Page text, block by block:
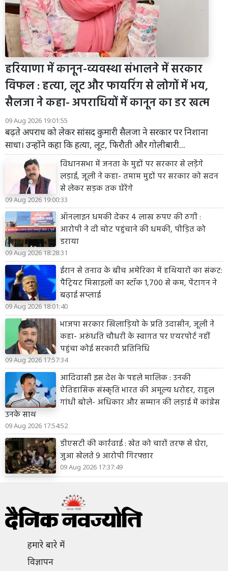
हरियाणा में कानून-व्यवस्था संभालने में सरकार
विफल : हत्या, लूट और फायरिंग से लोगों में भय,
सैलजा ने कहा- अपराधियों में कानून का डर खत्म
09 Aug 2026 19:01:55
बढ़ते अपराध को लेकर सांसद कुमारी सैलजा ने सरकार पर निशाना
साधा। उन्होंने कहा कि हत्या, लूट, फिरौती और गोलीबारी...
विधानसभा में जनता के मुद्दों पर सरकार से लड़ेंगे
लड़ाई, जूली ने कहा- तमाम मुद्दों पर सरकार को सदन
से लेकर सड़क तक घेरेंगे
09 Aug 2026 19:00:33
ऑनलाइन धमकी देकर 4 लाख रुपए की ठगी :
आरोपी ने दी चोट पहुंचाने की धमकी, पीड़ित को
डराया
09 Aug 2026 18:28:31
ईरान से तनाव के बीच अमेरिका में हथियारों का संकट:
पैट्रियट मिसाइलों का स्टॉक 1,700 से कम, पेंटागन ने
बढ़ाई सप्लाई
09 Aug 2026 18:01:40
भाजपा सरकार खिलाड़ियों के प्रति उदासीन, जूली ने
कहा- अरुंधति चौधरी के स्वागत पर एयरपोर्ट नहीं
पहुंचा कोई सरकारी प्रतिनिधि
09 Aug 2026 17:57:34
आदिवासी इस देश के पहले मालिक : उनकी
ऐतिहासिक संस्कृति भारत की अमूल्य धरोहर, राहुल
गांधी बोले- अधिकार और सम्मान की लड़ाई में कांग्रेस
उनके साथ
09 Aug 2026 17:54:52
डीएसटी की कार्रवाई : खेत को चारों तरफ से घेरा,
जुआ खेलते 9 आरोपी गिरफ्तार
09 Aug 2026 17:37:49
हमारे बारे में
विज्ञापन